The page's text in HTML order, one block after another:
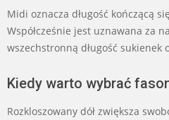
Midi oznacza długość kończącą
Współcześnie jest uznawana za
wszechstronną długość sukienek
Kiedy warto wybrać
Rozkloszowany dół zwiększa